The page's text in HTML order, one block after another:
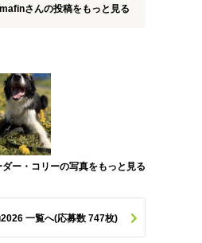
mafinさんの投稿をもっと見る
ダー・コリーの写真をもっと見る
一覧へ(応募数 747枚)